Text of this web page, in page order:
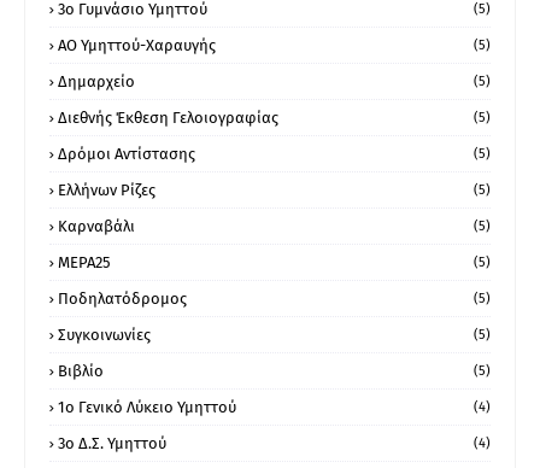
3ο Γυμνάσιο Υμηττού (5)
ΑΟ Υμηττού-Χαραυγής (5)
Δημαρχείο (5)
Διεθνής Έκθεση Γελοιογραφίας (5)
Δρόμοι Αντίστασης (5)
Ελλήνων Ρίζες (5)
Καρναβάλι (5)
ΜΕΡΑ25 (5)
Ποδηλατόδρομος (5)
Συγκοινωνίες (5)
Βιβλίο (5)
1ο Γενικό Λύκειο Υμηττού (4)
3ο Δ.Σ. Υμηττού (4)